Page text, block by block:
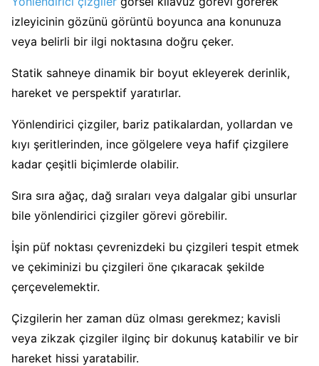
izleyicinin gözünü görüntü boyunca ana konunuza
veya belirli bir ilgi noktasına doğru çeker.
Statik sahneye dinamik bir boyut ekleyerek derinlik,
hareket ve perspektif yaratırlar.
Yönlendirici çizgiler, bariz patikalardan, yollardan ve
kıyı şeritlerinden, ince gölgelere veya hafif çizgilere
kadar çeşitli biçimlerde olabilir.
Sıra sıra ağaç, dağ sıraları veya dalgalar gibi unsurlar
bile yönlendirici çizgiler görevi görebilir.
İşin püf noktası çevrenizdeki bu çizgileri tespit etmek
ve çekiminizi bu çizgileri öne çıkaracak şekilde
çerçevelemektir.
Çizgilerin her zaman düz olması gerekmez; kavisli
veya zikzak çizgiler ilginç bir dokunuş katabilir ve bir
hareket hissi yaratabilir.